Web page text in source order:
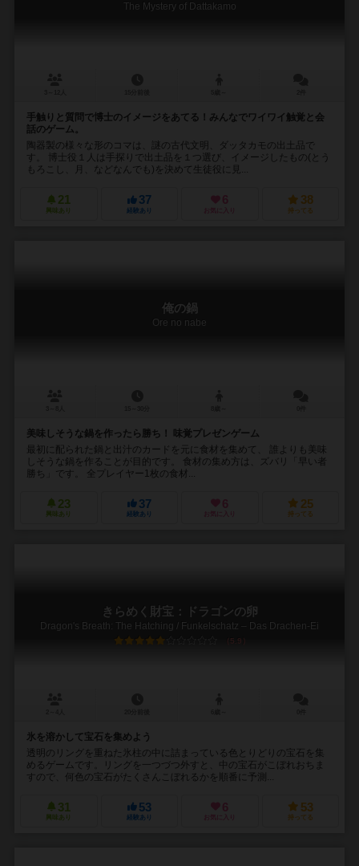
The Mystery of Dattakamo
手触りと質問で博士のイメージをあてる！みんなでワイワイ触覚と会
話のゲーム。
陶器製の様々な形のコマは、謎の古代文明、ダッタカモの出土品で
す。 博士役１人は手探りで出土品を１つ選び、イメージしたもの(とう
もろこし、月、などなんでも)を決めて生徒役に見...
21
興味あり
37
経験あり
6
お気に入り
38
持ってる
俺の鍋
Ore no nabe
美味しそうな鍋を作ったら勝ち！ 味覚プレゼンゲーム
最初に配られた鍋と出汁のカードを元に食材を集めて、 誰よりも美味
しそうな鍋を作ることが目的です。 食材の集め方は、ズバリ「早い者
勝ち」です。 全プレイヤー1枚の食材...
23
興味あり
37
経験あり
6
お気に入り
25
持ってる
きらめく財宝：ドラゴンの卵
Dragon's Breath: The Hatching / Funkelschatz – Das Drachen-Ei
5.9
氷を溶かして宝石を集めよう
透明のリングを重ねた氷柱の中に詰まっている色とりどりの宝石を集
めるゲームです。リングを一つづつ外すと、中の宝石がこぼれおちま
すので、何色の宝石がたくさんこぼれるかを順番に予測...
31
興味あり
53
経験あり
6
お気に入り
53
持ってる